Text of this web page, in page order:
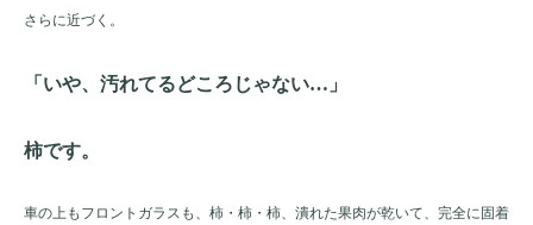
さらに近づく。
「いや、汚れてるどころじゃない…」
柿です。
車の上もフロントガラスも、柿・柿・柿、潰れた果肉が乾いて、完全に固着